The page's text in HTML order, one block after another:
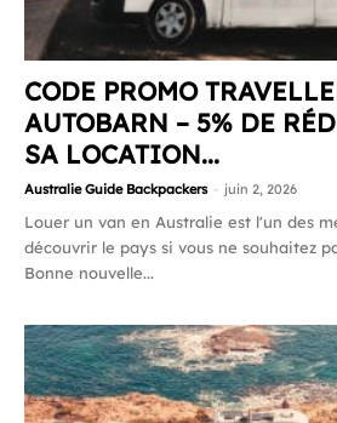
CODE PROMO
AUTOBARN – 5% DE
SA LOCATION...
Australie Guide Backpackers - juin 2, 2026
Louer un van en Australie est l'un des
découvrir le pays si vous ne souhaitez
Bonne nouvelle...